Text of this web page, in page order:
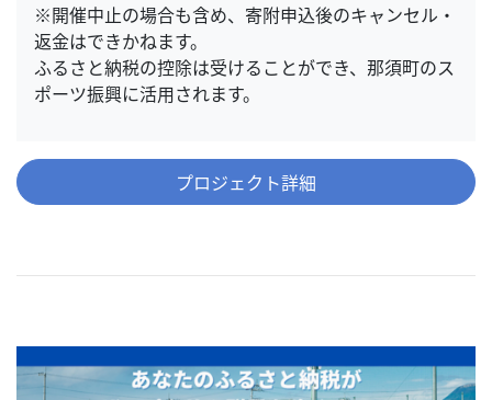
※開催中止の場合も含め、寄附申込後のキャンセル・
返金はできかねます。
ふるさと納税の控除は受けることができ、那須町のス
ポーツ振興に活用されます。
プロジェクト詳細